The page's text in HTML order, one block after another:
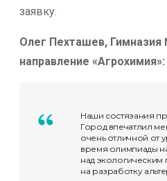
заявку.
Олег Пехташев, Гимназия
направление «Агрохимия»:
Наши состязания
Город впечатлил
очень отличной от
время олимпиады
над
на разработку